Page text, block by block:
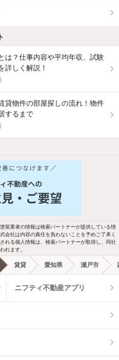
は？仕事内容や平均年収、試験
詳しく解説！
貸物件の部屋探しの流れ！物件
するまで
います！
2階以上
ペット相談
独立洗面台
都市ガス
オートロック
装業者の情報は検索パートナーが提供している情
会社は内容の責任を負わないことを予めご了承く
れる個人情報は、検索パートナーが取得し、同社
れます。
賃貸 愛知県 瀬戸市
ニフティ不動産アプリ